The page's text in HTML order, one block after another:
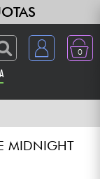
0
MIDNIGHT